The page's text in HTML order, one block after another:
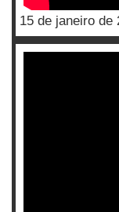
15 de janeiro de